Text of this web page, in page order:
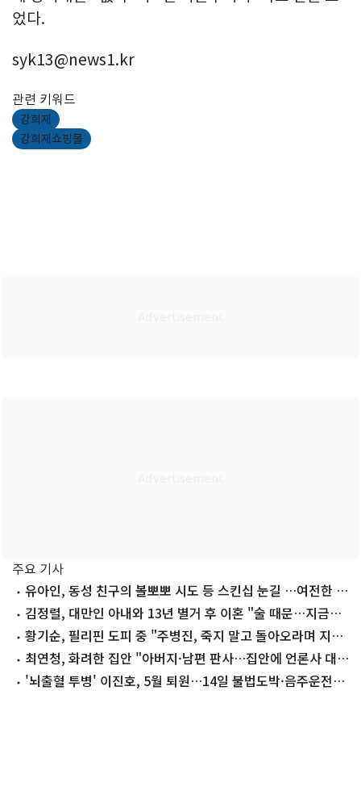
었다.
syk13@news1.kr
관련 키워드
강희재
강희재쇼핑몰
주요 기사
유아인, 동성 친구의 볼뽀뽀 시도 등 스킨십 눈길 …여전한 비
주얼김정렬, 대만인 아내와 13년 별거 후 이혼 "술 때문…지금은
끊어"
황기순, 필리핀 도피 중 "주병진, 죽지 말고 돌아오라며 지
원"최연청, 화려한 집안 "아버지·남편 판사…집안에 언론사 대
표·국회의원도"
'뇌출혈 투병' 이진호, 5월 퇴원…14일 불법도박·음주운전